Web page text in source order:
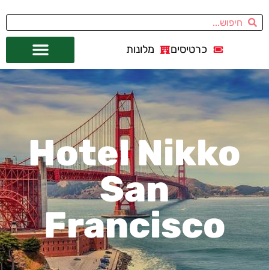
כרטיסים מלונות
Hotel Nikko
San
Francisco